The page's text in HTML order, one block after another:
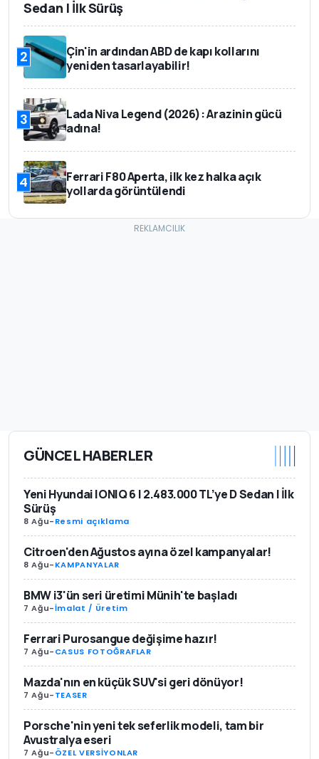
Sedan | İlk Sürüş
2
Çin'in ardından ABD de kapı kollarını
yeniden tasarlayabilir!
3
Lada Niva Legend (2026): Arazinin gücü
adına!
4
Ferrari F80 Aperta, ilk kez halka açık
yollarda görüntülendi
GÜNCEL HABERLER
Yeni Hyundai IONIQ 6 | 2.483.000 TL’ye D Sedan | İlk
Sürüş
8 Ağu-Resmi açıklama
Citroen'den Ağustos ayına özel kampanyalar!
8 Ağu-KAMPANYALAR
BMW i3'ün seri üretimi Münih'te başladı
7 Ağu-İmalat / Üretim
Ferrari Purosangue değişime hazır!
7 Ağu-CASUS FOTOĞRAFLAR
Mazda'nın en küçük SUV'si geri dönüyor!
7 Ağu-TEASER
Porsche'nin yeni tek seferlik modeli, tam bir
Avustralya eseri
7 Ağu-ÖZEL VERSİYONLAR